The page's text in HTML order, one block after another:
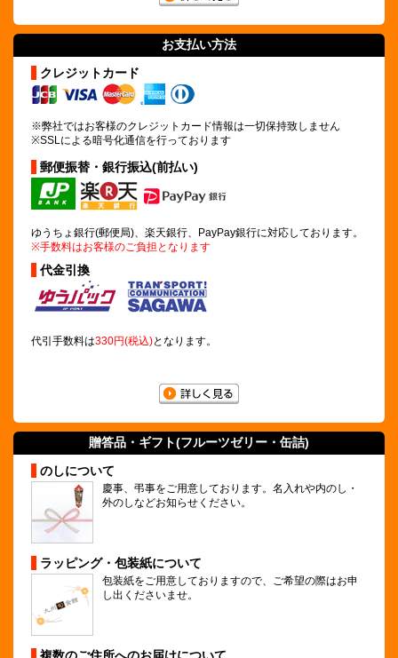
お支払い方法
クレジットカード
※弊社ではお客様のクレジットカード情報は一切保持致しません
※SSLによる暗号化通信を行っております
郵便振替・銀行振込(前払い)
ゆうちょ銀行(郵便局)、楽天銀行、PayPay銀行に対応しております。
※手数料はお客様のご負担となります
代金引換
代引手数料は330円(税込)となります。
贈答品・ギフト(フルーツゼリー ・缶詰)
のしについて
慶事、弔事をご用意しております。名入れや内のし・
外のしなどお知らせください。
ラッピング・包装紙について
包装紙をご用意しておりますので、ご希望の際はお申
し出くださいませ。